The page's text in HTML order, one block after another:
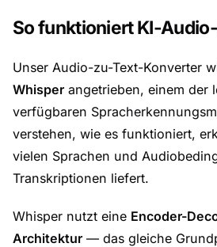
So funktioniert KI-
Unser Audio-zu-Text-Konverter
Whisper angetrieben, einem der
verfügbaren
verstehen, wie es funktioniert,
vielen Sprachen und
Transkriptionen liefert.
Whisper nutzt eine Encoder-
Architektur — das gleiche